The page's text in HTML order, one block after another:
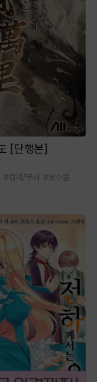
[단행본]
#검객/무사 #복수물